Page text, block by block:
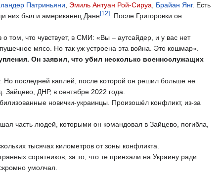
Патриньяни, Эмиль Антуан Рой-Сируа, Брайан Янг. Есть
них был и американец Данн[12]. После Григоровки он
том, что чувствует, в СМИ: «Вы – аутсайдер, и у вас нет
мясо. Но так уж устроена эта война. Это кошмар».
Он заявил, что убил несколько военнослужащих
последней каплей, после которой он решил больше не
Зайцево, ДНР, в сентябре 2022 года.
новички-украинцы. Произошёл конфликт, из-за
часть людей, которыми он командовал в Зайцево, погибла,
тысячах километров от зоны конфликта.
соратников, за то, что те приехали на Украину ради
умолчал.